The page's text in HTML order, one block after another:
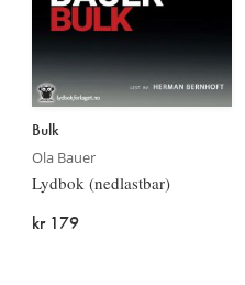
Bulk
Ola Bauer
Lydbok (nedlastbar)
kr 179